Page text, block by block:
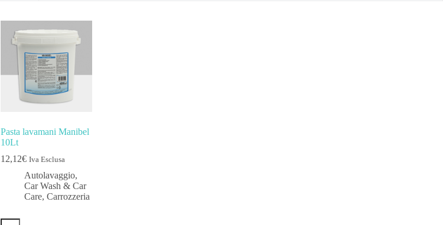
Pasta lavamani Manibel
10Lt
12,12€ Iva Esclusa
Autolavaggio,
Car Wash & Car
Care, Carrozzeria